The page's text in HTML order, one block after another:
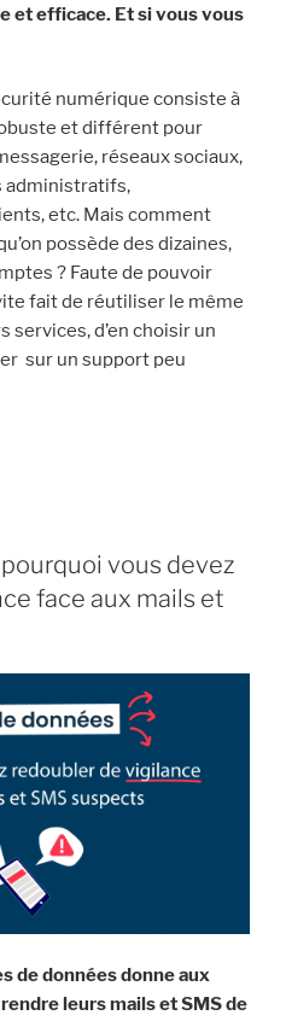
et efficace. Et si vous vous
numérique consiste à
et différent pour
réseaux sociaux,
administratifs,
etc. Mais comment
possède des dizaines,
? Faute de pouvoir
fait de réutiliser le même
services, d’en choisir un
sur un support peu
vous devez
face aux mails et
de données donne aux
leurs mails et SMS de